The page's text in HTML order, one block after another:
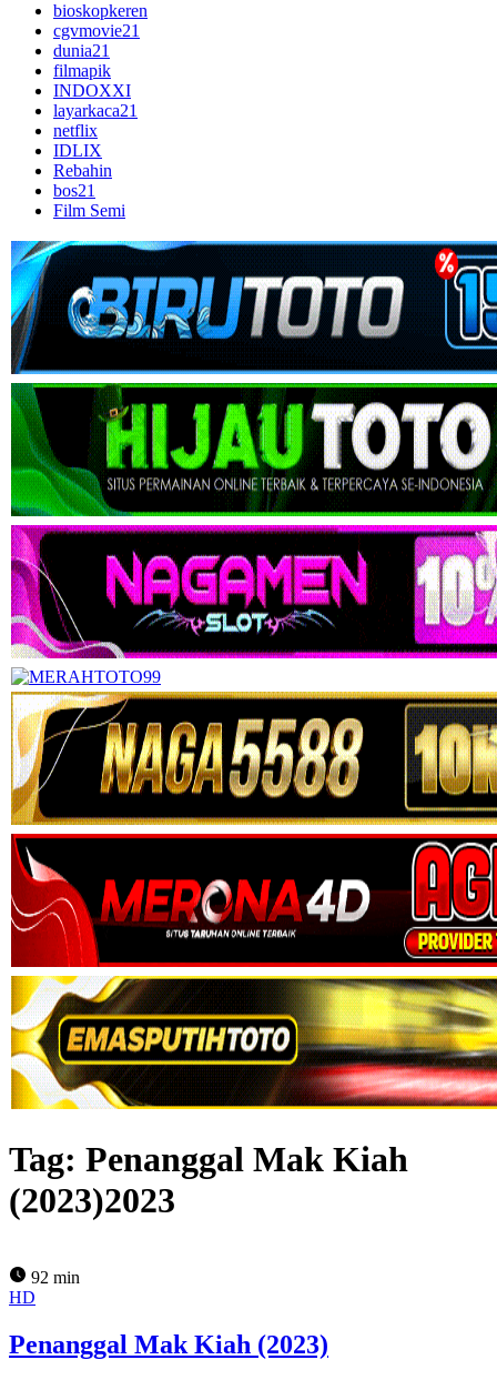
bioskopkeren
cgvmovie21
dunia21
filmapik
INDOXXI
layarkaca21
netflix
IDLIX
Rebahin
bos21
Film Semi
Tag: Penanggal Mak Kiah
(2023)2023
92 min
HD
Penanggal Mak Kiah (2023)